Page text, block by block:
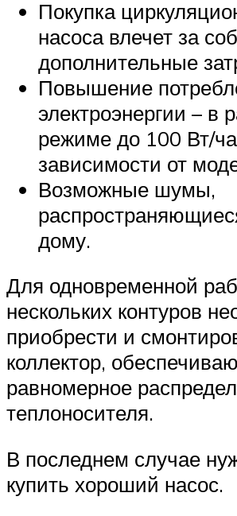
Покупка
насоса влечет за
дополнительные
Повышение
электроэнергии – в
режиме до 100 Вт/
зависимости от
Возможные шумы,
дому.
Для одновременной
нескольких контуров
приобрести и
коллектор,
равномерное
теплоносителя.
В последнем случае
купить хороший насос.